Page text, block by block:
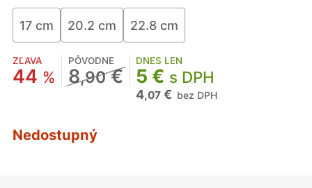
17 cm 20.2 cm 22.8 cm
ZĽAVA
44 %
PÔVODNE
8,90€
DNES LEN
5 € s DPH
4,07€ bez DPH
Nedostupný